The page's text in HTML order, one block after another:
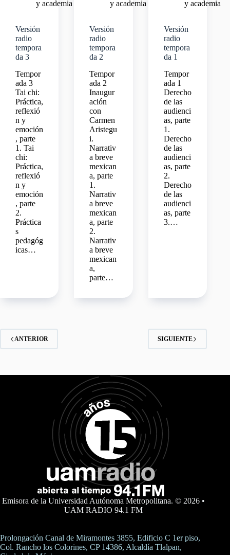
y academia
Versión
radio
tempora
da 3
Tempor
ada 3
Tai chi:
Práctica,
reflexió
n y
emoción
, parte
1. Tai
chi:
Práctica,
reflexió
n y
emoción
, parte
2.
Práctica
s
pedagóg
icas…
y academia
Versión
radio
tempora
da 2
Tempor
ada 2
Inaugur
ación
con
Carmen
Aristegu
i.
Narrativ
a breve
mexican
a, parte
1.
Narrativ
a breve
mexican
a, parte
2.
Narrativ
a breve
mexican
a,
parte…
y academia
Versión
radio
tempora
da 1
Tempor
ada 1
Derecho
de las
audienci
as, parte
1.
Derecho
de las
audienci
as, parte
2.
Derecho
de las
audienci
as, parte
3.…
ANTERIOR SIGUIENTE
Emisora de la Universidad Autónoma Metropolitana. © 2026 •
UAM RADIO 94.1 FM
Prolongación Canal de Miramontes 3855, Edificio C 1er piso,
Col. Rancho los Colorines, CP 14386, Alcaldía Tlalpan,